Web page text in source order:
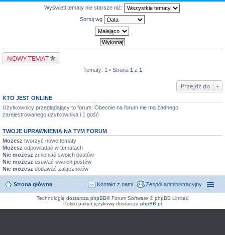
Wyświetl tematy nie starsze niż:
Sortuj wg
NOWY TEMAT
Tematy: 1 • Strona 1 z 1
Przejdź do
KTO JEST ONLINE
Użytkownicy przeglądający to forum: Obecnie na forum nie ma żadnego
zarejestrowanego użytkownika i 1 gość
TWOJE UPRAWNIENIA NA TYM FORUM
Możesz tworzyć nowe tematy
Możesz odpowiadać w tematach
Nie możesz zmieniać swoich postów
Nie możesz usuwać swoich postów
Nie możesz dodawać załączników
Strona główna Zespół administracyjny
Kontakt z nami
Technologię dostarcza phpBB® Forum Software © phpBB Limited
Polski pakiet językowy dostarcza phpBB.pl